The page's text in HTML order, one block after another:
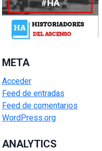
META
Acceder
Feed de entradas
Feed de comentarios
WordPress.org
ANALYTICS